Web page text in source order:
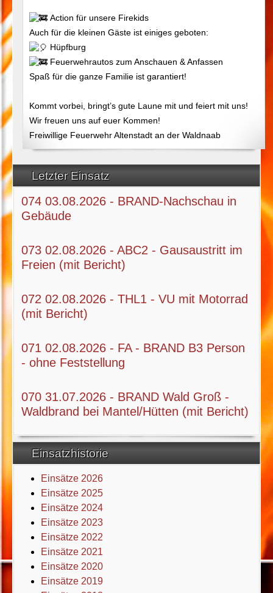
Letzter Einsatz
074 03.08.2026 - BRAND-Nachschau in
Gebäude
073 02.08.2026 - ABC2 - Gausaustritt im
Freien (mit Bericht)
072 02.08.2026 - THL1 - VU mit Motorrad
(mit Bericht)
071 02.08.2026 - FA - BRAND B3 Person
- ohne Feststellung
070 31.07.2026 - BRAND Wald Groß -
Waldbrand bei Mantel/Hütten (mit Bericht)
Einsatzhistorie
Einsätze 2026
Einsätze 2025
Einsätze 2024
Einsätze 2023
Einsätze 2022
Einsätze 2021
Einsätze 2020
Einsätze 2019
Action für unsere Firekids
Auch für die kleinen Gäste ist einiges geboten:
Hüpfburg
Feuerwehrautos zum Anschauen & Anfassen
Spaß für die ganze Familie ist garantiert!
Kommt vorbei, bringt’s gute Laune mit und feiert mit uns!
Wir freuen uns auf euer Kommen!
Freiwillige Feuerwehr Altenstadt an der Waldnaab